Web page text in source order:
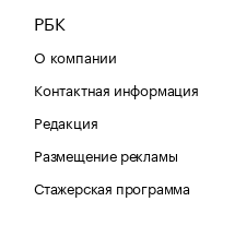
РБК
О компании
Контактная информация
Редакция
Размещение рекламы
Стажерская программа